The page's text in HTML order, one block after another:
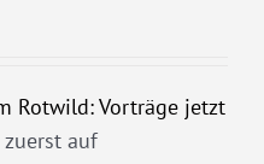
Rotwild: Vorträge jetzt
zuerst auf